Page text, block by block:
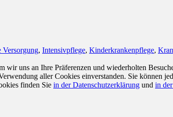
Versorgung, Intensivpflege, Kinderkrankenpflege,
uns an Ihre Präferenzen und wiederholten
aller Cookies einverstanden. Sie können
finden Sie in der Datenschutzerklärung und in